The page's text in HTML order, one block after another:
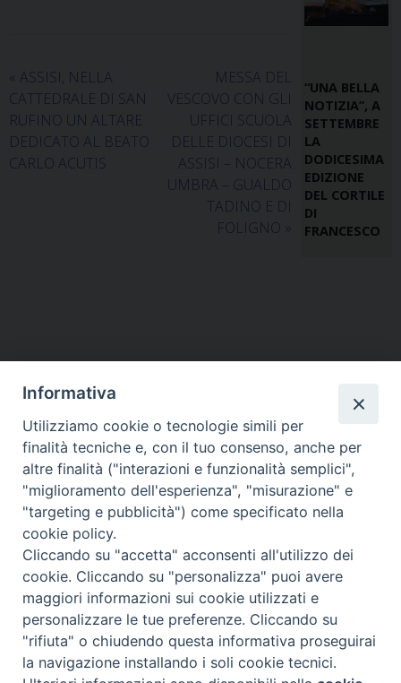
« ASSISI, NELLA
CATTEDRALE DI SAN
RUFINO UN ALTARE
DEDICATO AL BEATO
CARLO ACUTIS
MESSA DEL
VESCOVO CON GLI
UFFICI SCUOLA
DELLE DIOCESI DI
ASSISI – NOCERA
UMBRA – GUALDO
TADINO E DI
FOLIGNO »
“UNA BELLA
NOTIZIA”, A
SETTEMBRE
LA
DODICESIMA
EDIZIONE
DEL CORTILE
DI
FRANCESCO
Diocesi di Assisi - Nocera Umbra - Gualdo
Tadino
P.zza Vescovado 3, 06081 Assisi (PG)
@2017
Informativa
Utilizziamo cookie o tecnologie simili per
finalità tecniche e, con il tuo consenso, anche per
altre finalità ("interazioni e funzionalità semplici",
"miglioramento dell'esperienza", "misurazione" e
"targeting e pubblicità") come specificato nella
cookie policy.
Cliccando su "accetta" acconsenti all'utilizzo dei
cookie. Cliccando su "personalizza" puoi avere
maggiori informazioni sui cookie utilizzati e
personalizzare le tue preferenze. Cliccando su
"rifiuta" o chiudendo questa informativa proseguirai
la navigazione installando i soli cookie tecnici.